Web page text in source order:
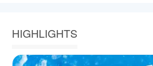
HIGHLIGHTS